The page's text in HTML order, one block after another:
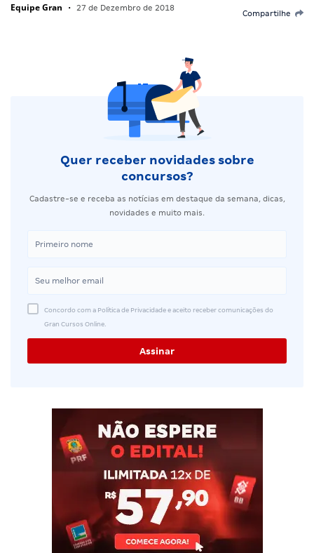
Equipe Gran • 27 de Dezembro de 2018
Compartilhe
Quer receber novidades sobre
concursos?
Cadastre-se e receba as notícias em destaque da semana, dicas,
novidades e muito mais.
Concordo com a Política de Privacidade e aceito receber comunicações do
Gran Cursos Online.